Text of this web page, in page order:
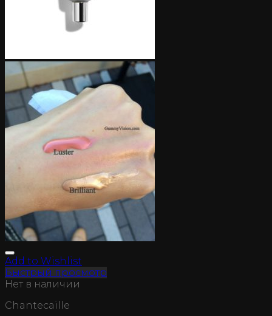
Add to Wishlist
Быстрый просмотр
Нет в наличии
Chantecaille